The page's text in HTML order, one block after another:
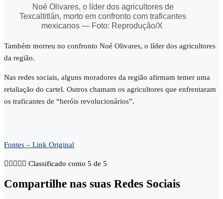
Noé Olivares, o líder dos agricultores de
Texcaltitlán, morto em confronto com traficantes
mexicanos — Foto: Reprodução/X
Também morreu no confronto Noé Olivares, o líder dos agricultores
da região.
Nas redes sociais, alguns moradores da região afirmam temer uma
retaliação do cartel. Outros chamam os agricultores que enfrentaram
os traficantes de “heróis revolucionários”.
Fontes – Link Original
     Classificado como 5 de 5
Compartilhe nas suas Redes Sociais